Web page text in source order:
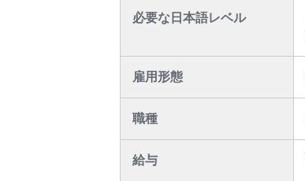
必要な日本語レベル
雇用形態
職種
給与